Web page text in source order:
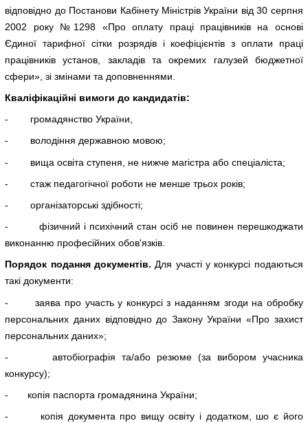
відповідно до Постанови Кабінету Міністрів України від 30 серпня
2002 року №1298 «Про оплату праці працівників на основі
Єдиної тарифної сітки розрядів і коефіцієнтів з оплати праці
працівників установ, закладів та окремих галузей бюджетної
сфери», зі змінами та доповненнями.
Кваліфікаційні вимоги до кандидатів:
- громадянство України,
- володіння державною мовою;
- вища освіта ступеня, не нижче магістра або спеціаліста;
- стаж педагогічної роботи не менше трьох років;
- організаторські здібності;
- фізичний і психічний стан осіб не повинен перешкоджати
виконанню професійних обов'язків.
Порядок подання документів.Для участі у конкурсі подаються
такі документи:
- заява про участь у конкурсі з наданням згоди на обробку
персональних даних відповідно до Закону України «Про захист
персональних даних»;
- автобіографія та/або резюме (за вибором учасника
конкурсу);
- копія паспорта громадянина України;
- копія документа про вищу освіту і додатком, шо є його